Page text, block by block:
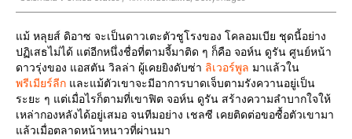
แม้ หลุยส์ ดิอาซ จะเป็นดาวเตะตัวชูโรงของ โคลอมเบีย ชุดนี้อย่าง
ปฏิเสธไม่ได้ แต่อีกหนึ่งชื่อที่ตามจี้มาติด ๆ ก็คือ จอห์น ดูรัน ศูนย์หน้า
ดาวรุ่งของ แอสตัน วิลล่า ผู้เคยยิงดับซ่า ลิเวอร์พูล มาแล้วใน
พรีเมียร์ลีก และแม้ตัวเขาจะมีอาการบาดเจ็บตามรังควานอยู่เป็น
ระยะ ๆ แต่เมื่อไรก็ตามที่เขาฟิต จอห์น ดูรัน สร้างความลำบากใจให้
เหล่ากองหลังได้อยู่เสมอ จนทีมอย่าง เชลซี เคยติดต่อขอซื้อตัวเขามา
แล้วเมื่อตลาดหน้าหนาวที่ผ่านมา